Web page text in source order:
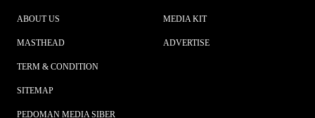
ABOUT US
MASTHEAD
TERM & CONDITION
SITEMAP
PEDOMAN MEDIA SIBER
MEDIA KIT
ADVERTISE